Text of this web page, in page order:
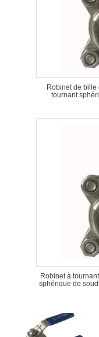
Robinet de bille
tournant
Robinet à
sphérique de